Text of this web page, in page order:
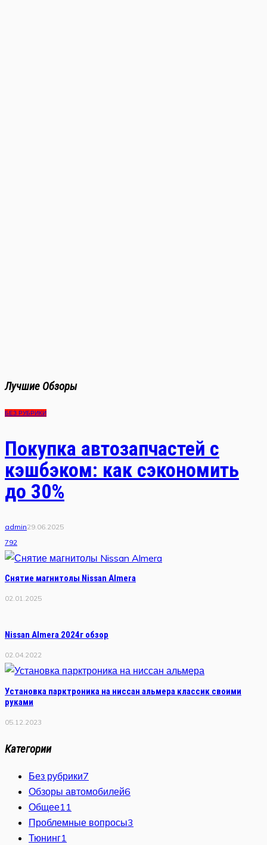
Лучшие Обзоры
БЕЗ РУБРИКИ
Покупка автозапчастей с
кэшбэком: как сэкономить
до 30%
admin29.06.2025
792
Снятие магнитолы Nissan Almera
02.01.2025
Nissan Almera 2024г обзор
02.04.2022
Установка парктроника на ниссан альмера классик своими
руками
05.12.2023
Категории
Без рубрики7
Обзоры автомобилей6
Общее11
Проблемные вопросы3
Тюнинг1